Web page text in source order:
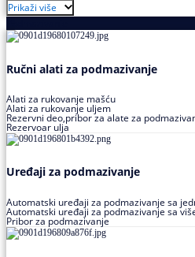
Prikaži više
Ručni alati za podmazivanje
Alati za rukovanje mašću
Alati za rukovanje uljem
Rezervni deo,pribor za alate za
Rezervoar ulja
Uređaji za podmazivanje
Automatski uređaji za podmazivanje sa
Automatski uređaji za podmazivanje sa
Pribor za podmazivanje